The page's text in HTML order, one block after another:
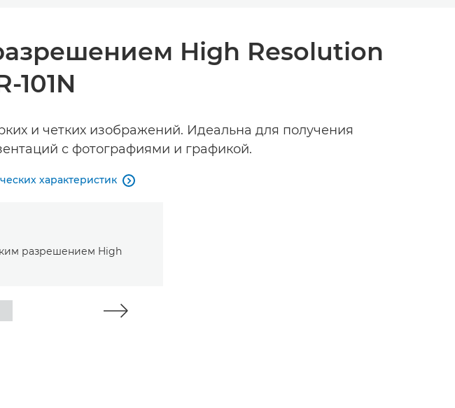
High Resolution
101N
и четких изображений. Идеальна для получения
с фотографиями и графикой.
характеристик 